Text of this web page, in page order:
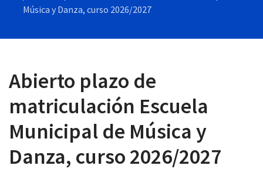
Música y Danza, curso 2026/2027
Abierto plazo de
matriculación Escuela
Municipal de Música y
Danza, curso 2026/2027